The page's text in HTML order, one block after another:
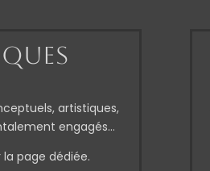
artistiques,
engagés…
page dédiée.